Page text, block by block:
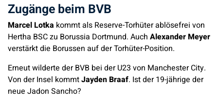
Zugänge beim BVB
Marcel Lotka kommt als Reserve-Torhüter ablösefrei von
Hertha BSC zu Borussia Dortmund. Auch Alexander Meyer
verstärkt die Borussen auf der Torhüter-Position.
Erneut wilderte der BVB bei der U23 von Manchester City.
Von der Insel kommtJayden Braaf. Ist der 19-jährige der
neue Jadon Sancho?